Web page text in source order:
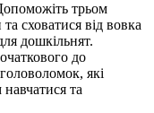
трьом
сховатися від вовка
дошкільнят.
до
які
та